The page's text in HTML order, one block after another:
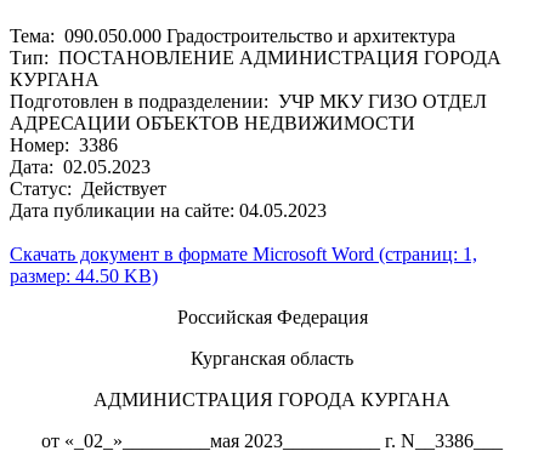
Тема: 090.050.000 Градостроительство и архитектура
Тип: ПОСТАНОВЛЕНИЕ АДМИНИСТРАЦИЯ ГОРОДА
КУРГАНА
Подготовлен в подразделении: УЧР МКУ ГИЗО ОТДЕЛ
АДРЕСАЦИИ ОБЪЕКТОВ НЕДВИЖИМОСТИ
Номер: 3386
Дата: 02.05.2023
Статус: Действует
Дата публикации на сайте: 04.05.2023
Скачать документ в формате Microsoft Word (страниц: 1,
размер: 44.50 KB)
Российская Федерация
Курганская область
АДМИНИСТРАЦИЯ ГОРОДА КУРГАНА
от «_02_»_________мая 2023__________ г. N__3386___